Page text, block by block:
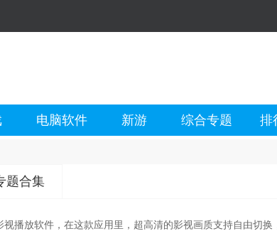
电脑软件 新游 综合专题 排
题合集
播放软件，在这款应用里，超高清的影视画质支持自由切